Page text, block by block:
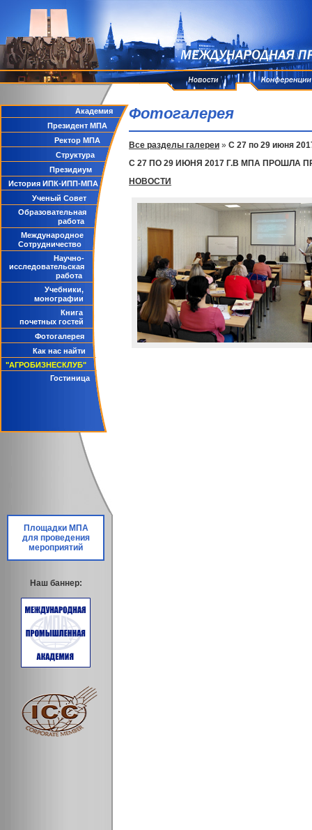
Академия
Президент МПА
Ректор МПА
Структура
Президиум
История ИПК-ИПП-МПА
Ученый Совет
Образовательная
работа
Международное
Сотрудничество
Научно-
исследовательская
работа
Учебники,
монографии
Книга
почетных гостей
Фотогалерея
Как нас найти
"АГРОБИЗНЕСКЛУБ"
Гостиница
Площадки МПА
для проведения
мероприятий
Наш баннер:
Фотогалерея
Все разделы галереи » С 27 по 29 июня
С 27 ПО 29 ИЮНЯ 2017 Г.В МПА
НОВОСТИ